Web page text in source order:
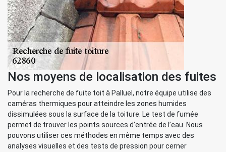
Nos moyens de localisation des fuites
Pour la recherche de fuite toit à Palluel, notre équipe utilise des
caméras thermiques pour atteindre les zones humides
dissimulées sous la surface de la toiture. Le test de fumée
permet de trouver les points sources d’entrée de l’eau. Nous
pouvons utiliser ces méthodes en même temps avec des
analyses visuelles et des tests de pression pour cerner